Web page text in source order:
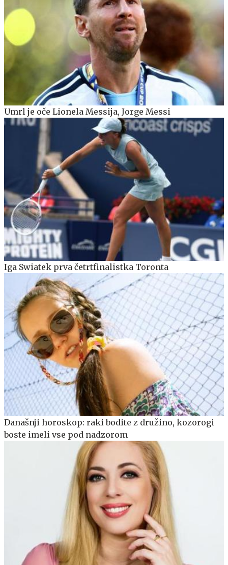
Umrl je oče Lionela Messija, Jorge Messi
Iga Swiatek prva četrtfinalistka Toronta
Današnji horoskop: raki bodite z družino, kozorogi
boste imeli vse pod nadzorom